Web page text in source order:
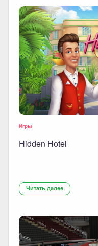
Игры
Hidden Hotel
Читать далее